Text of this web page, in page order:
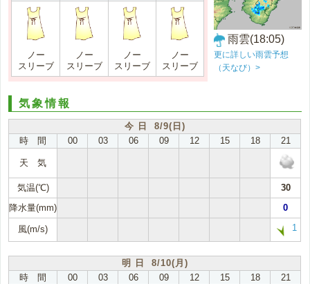
ノー
スリーブ
ノー
スリーブ
ノー
スリーブ
ノー
スリーブ
雨雲(18:05)
更に詳しい雨雲予想
（天なび）>
気象情報
今 日 8/9(日)
時 間
00 03 06 09 12 15 18 21
天 気
気温(℃)
30
降水量(mm)
0
風(m/s) 1
明 日 8/10(月)
時 間
00 03 06 09 12 15 18 21